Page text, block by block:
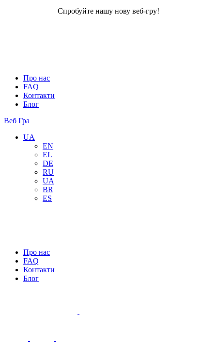
Спробуйте нашу нову веб-гру!
Про нас
FAQ
Контакти
Блог
Веб Гра
UA
EN
EL
DE
RU
UA
BR
ES
Про нас
FAQ
Контакти
Блог